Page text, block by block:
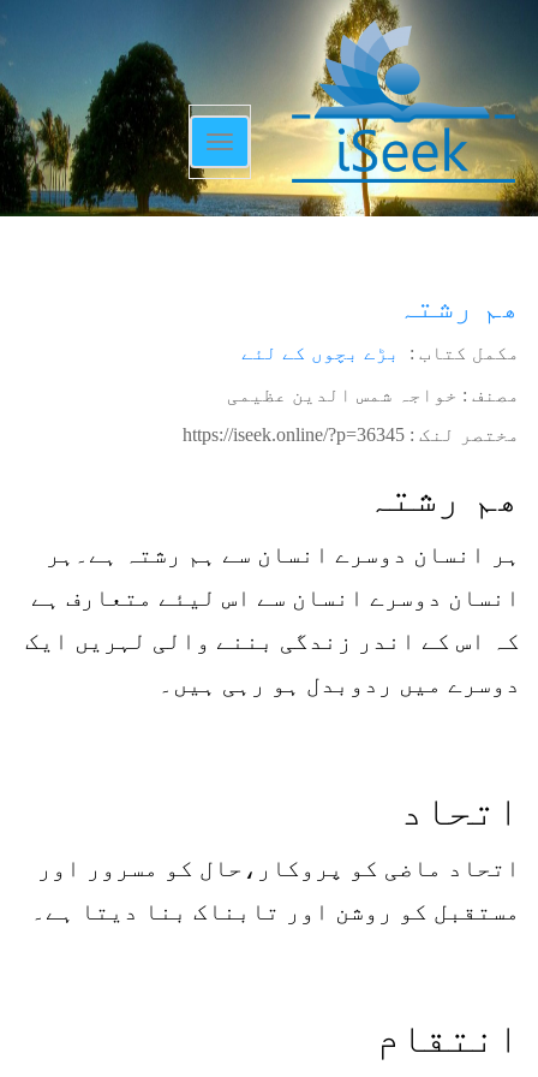
Toggle
navigation
ھم رشتہ
مکمل کتاب : بڑے بچوں کے لئے
مصنف : خواجہ شمس الدین عظیمی
مختصر لنک : https://iseek.online/?p=36345
ھم رشتہ
ہر انسان دوسرے انسان سے ہم رشتہ ہے۔ہر
انسان دوسرے انسان سے اس لیئے متعارف ہے
کہ اس کے اندر زندگی بننے والی لہریں ایک
دوسرے میں ردوبدل ہو رہی ہیں۔
اتحاد
اتحاد ماضی کو پروکار،حال کو مسرور اور
مستقبل کو روشن اور تابناک بنا دیتا ہے۔
انتقام